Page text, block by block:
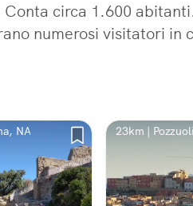
circa 1.600
numerosi visitatori in
NA 23km |